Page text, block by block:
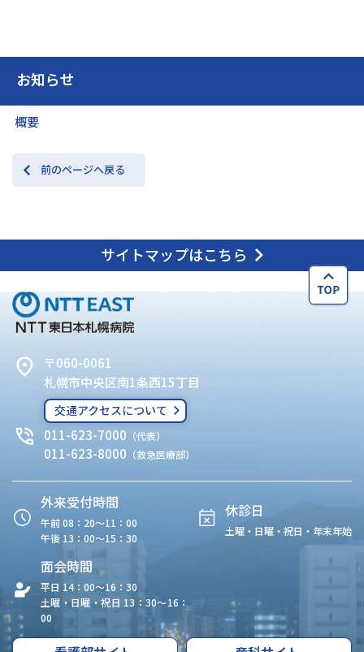
お知らせ
概要
前のページへ戻る
サイトマップはこちら
〒060-0061
札幌市中央区南1条西15丁目
交通アクセスについて
011-623-7000 （代表）
011-623-8000 （救急医療部）
外来受付時間
午前 08：20〜11：00
午後 13：00〜15：30
休診日
土曜・日曜・祝日・年末年始
面会時間
平日 14：00〜16：30
土曜・日曜・祝日 13：30〜16：
00